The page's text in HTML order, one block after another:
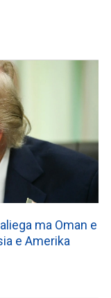
ma Oman e
e Amerika